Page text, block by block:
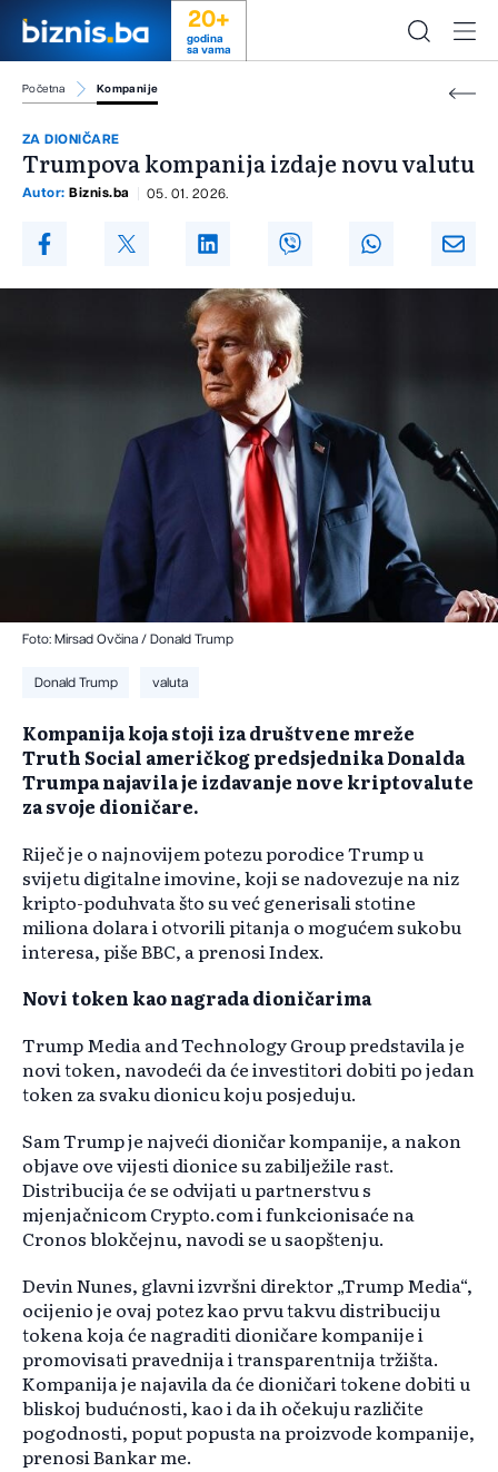
20+
godina
sa vama
Početna Kompanije
ZA DIONIČARE
Trumpova kompanija izdaje novu valutu
Autor: Biznis.ba 05. 01. 2026.
Foto: Mirsad Ovčina / Donald Trump
Donald Trump valuta
Kompanija koja stoji iza društvene mreže
Truth Social američkog predsjednika Donalda
Trumpa najavila je izdavanje nove kriptovalute
za svoje dioničare.
Riječ je o najnovijem potezu porodice Trump u
svijetu digitalne imovine, koji se nadovezuje na niz
kripto-poduhvata što su već generisali stotine
miliona dolara i otvorili pitanja o mogućem sukobu
interesa, piše BBC, a prenosi Index.
Novi token kao nagrada dioničarima
Trump Media and Technology Group predstavila je
novi token, navodeći da će investitori dobiti po jedan
token za svaku dionicu koju posjeduju.
Sam Trump je najveći dioničar kompanije, a nakon
objave ove vijesti dionice su zabilježile rast.
Distribucija će se odvijati u partnerstvu s
mjenjačnicom Crypto.com i funkcionisaće na
Cronos blokčejnu, navodi se u saopštenju.
Devin Nunes, glavni izvršni direktor „Trump Media“,
ocijenio je ovaj potez kao prvu takvu distribuciju
tokena koja će nagraditi dioničare kompanije i
promovisati pravednija i transparentnija tržišta.
Kompanija je najavila da će dioničari tokene dobiti u
bliskoj budućnosti, kao i da ih očekuju različite
pogodnosti, poput popusta na proizvode kompanije,
prenosi Bankar me.